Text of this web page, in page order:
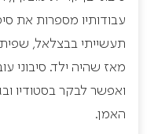
עבודותיו מספרות את
תעשייתי בבצלאל,
מאז שהיה ילד. סיבוני
ואפשר לבקר בסטודיו
האמן.